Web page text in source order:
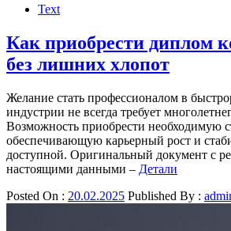
Text
Как приобрести диплом
без лишних хлопот
Желание стать профессионалом в
индустрии не всегда требует
Возможность приобрести необходимую
обеспечивающую карьерный рост и
доступной. Оригинальный документ с
настоящими данными – Детали
Posted On : 20.02.2025 Published By :